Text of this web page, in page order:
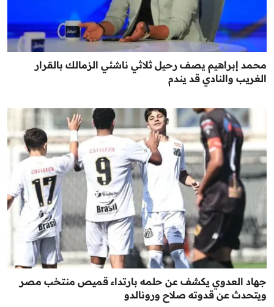
محمد إبراهيم يصف رحيل ثلاثي ناشئي الزمالك بالقرار
الغريب والنادي قد يندم
جهاد العدوي يكشف عن حلمه بارتداء قميص منتخب مصر
ويتحدث عن قدوته صلاح ورونالدو